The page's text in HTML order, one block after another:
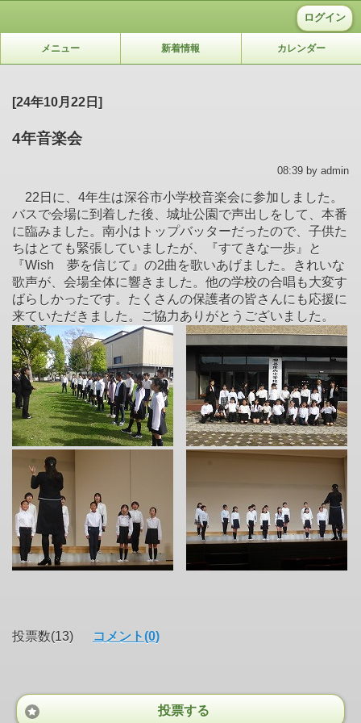
ログイン
メニュー 新着情報 カレンダー
[24年10月22日]
4年音楽会
08:39 by admin
22日に、4年生は深谷市小学校音楽会に参加しました。
バスで会場に到着した後、城址公園で声出しをして、本番
に臨みました。南小はトップバッターだったので、子供た
ちはとても緊張していましたが、『すてきな一歩』と
『Wish 夢を信じて』の2曲を歌いあげました。きれいな
歌声が、会場全体に響きました。他の学校の合唱も大変す
ばらしかったです。たくさんの保護者の皆さんにも応援に
来ていただきました。ご協力ありがとうございました。
投票数(13) コメント(0)
投票する